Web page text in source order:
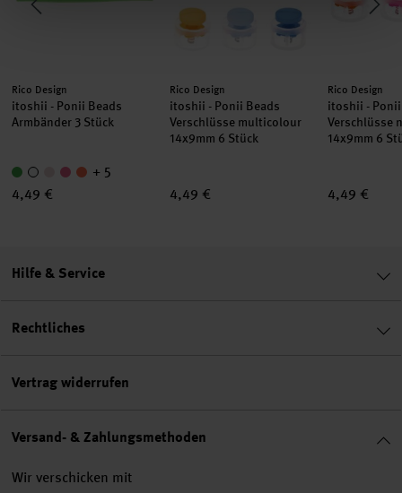
Hersteller:
Rico Design
itoshii - Ponii Beads
Armbänder 3 Stück
+ 5
4,49 €
Hersteller:
Rico Design
itoshii - Ponii Beads
Verschlüsse multicolour
14x9mm 6 Stück
4,49 €
Hersteller:
Rico Design
itoshii -
Verschlüsse
14x9mm 6
4,49 €
Hilfe & Service
Rechtliches
Vertrag widerrufen
Versand- & Zahlungsmethoden
Wir verschicken mit